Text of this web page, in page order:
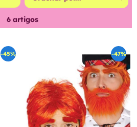
6 artigos
-45% -47%